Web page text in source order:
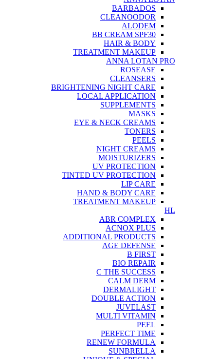
BARBADOS
CLEANOODOR
ALODEM
BB CREAM SPF30
HAIR & BODY
TREATMENT MAKEUP
ANNA LOTAN PRO
ROSEASE
CLEANSERS
BRIGHTENING NIGHT CARE
LOCAL APPLICATION
SUPPLEMENTS
MASKS
EYE & NECK CREAMS
TONERS
PEELS
NIGHT CREAMS
MOISTURIZERS
UV PROTECTION
TINTED UV PROTECTION
LIP CARE
HAND & BODY CARE
TREATMENT MAKEUP
HL
ABR COMPLEX
ACNOX PLUS
ADDITIONAL PRODUCTS
AGE DEFENSE
B FIRST
BIO REPAIR
C THE SUCCESS
CALM DERM
DERMALIGHT
DOUBLE ACTION
JUVELAST
MULTI VITAMIN
PEEL
PERFECT TIME
RENEW FORMULA
SUNBRELLA